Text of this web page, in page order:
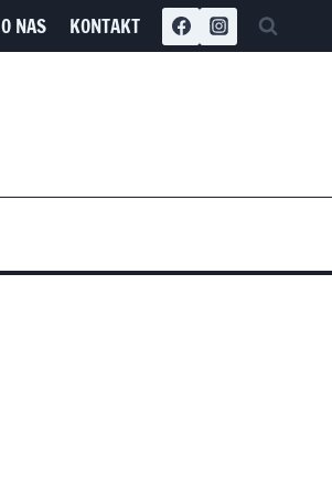
O NAS KONTAKT